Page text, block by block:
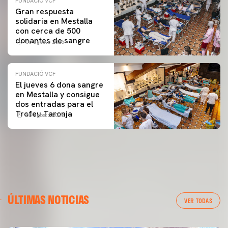
Gran respuesta
solidaria en Mestalla
con cerca de 500
donantes de sangre
06 agosto 2026
FUNDACIÓ VCF
El jueves 6 dona sangre
en Mestalla y consigue
dos entradas para el
Trofeu Taronja
03 agosto 2026
ÚLTIMAS NOTICIAS VER TODAS